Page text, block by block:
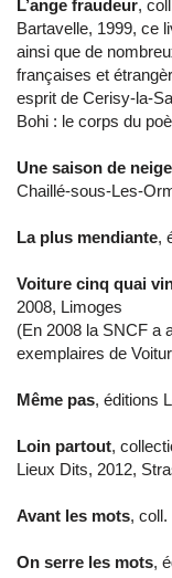
L’ange fraudeur,
Bartavelle, 1999, ce
ainsi que de
françaises et
esprit de Cerisy-la-
Bohi : le corps du
Une saison de
Chaillé-sous-Les-
La plus mendiante,
Voiture cinq quai
2008, Limoges
(En 2008 la SNCF a
exemplaires de
Même pas, éditions
Loin partout,
Lieux Dits, 2012,
Avant les mots, coll.
On serre les mots,